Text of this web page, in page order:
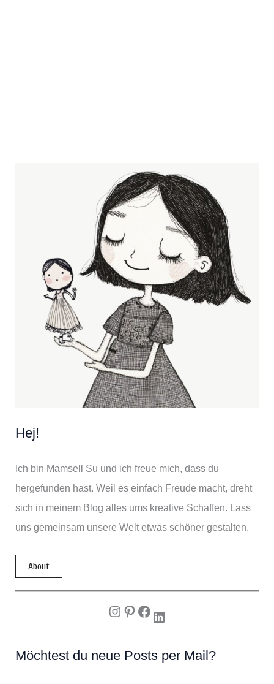
Hej!
Ich bin Mamsell Su und ich freue mich, dass du
hergefunden hast. Weil es einfach Freude macht, dreht
sich in meinem Blog alles ums kreative Schaffen. Lass
uns gemeinsam unsere Welt etwas schöner gestalten.
About
Instagram Pinterest Facebook LinkedIn
Möchtest du neue Posts per Mail?